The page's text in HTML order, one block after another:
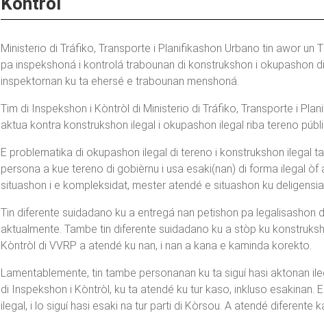
Ministerio di Tráfiko, Transporte i Planifikashon Urbano tin awor un
pa inspekshoná i kontrolá trabounan di konstrukshon i okupashon
inspektornan ku ta ehersé e trabounan menshoná.
Tim di Inspekshon i Kòntròl di Ministerio di Tráfiko, Transporte i
aktua kontra konstrukshon ilegal i okupashon ilegal riba tereno
E problematika di okupashon ilegal di tereno i konstrukshon ilegal
persona a kue tereno di gobièrnu i usa esaki(nan) di forma ilegal
situashon i e kompleksidat, mester atendé e situashon ku
Tin diferente suidadano ku a entregá nan petishon pa legalisashon
aktualmente. Tambe tin diferente suidadano ku a stòp ku
Kòntròl di VVRP a atendé ku nan, i nan a kana e kaminda korekto.
Lamentablemente, tin tambe personanan ku ta siguí hasi aktonan
di Inspekshon i Kòntròl, ku ta atendé ku tur kaso, inkluso esakinan.
ilegal, i lo siguí hasi esaki na tur parti di Kòrsou. A atendé diferente